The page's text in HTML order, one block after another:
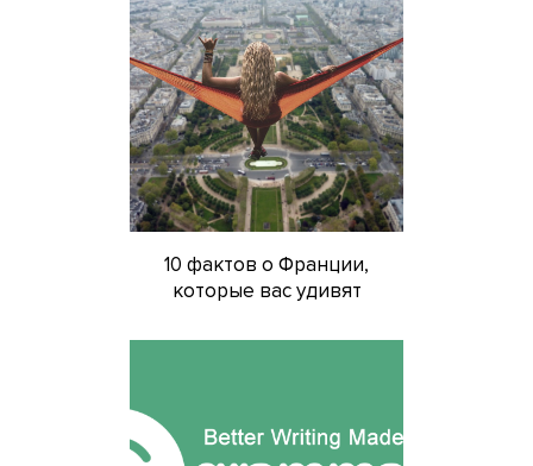
10 фактов о Франции,
которые вас удивят